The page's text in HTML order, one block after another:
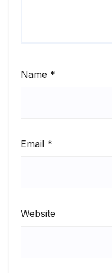
Name *
Email *
Website